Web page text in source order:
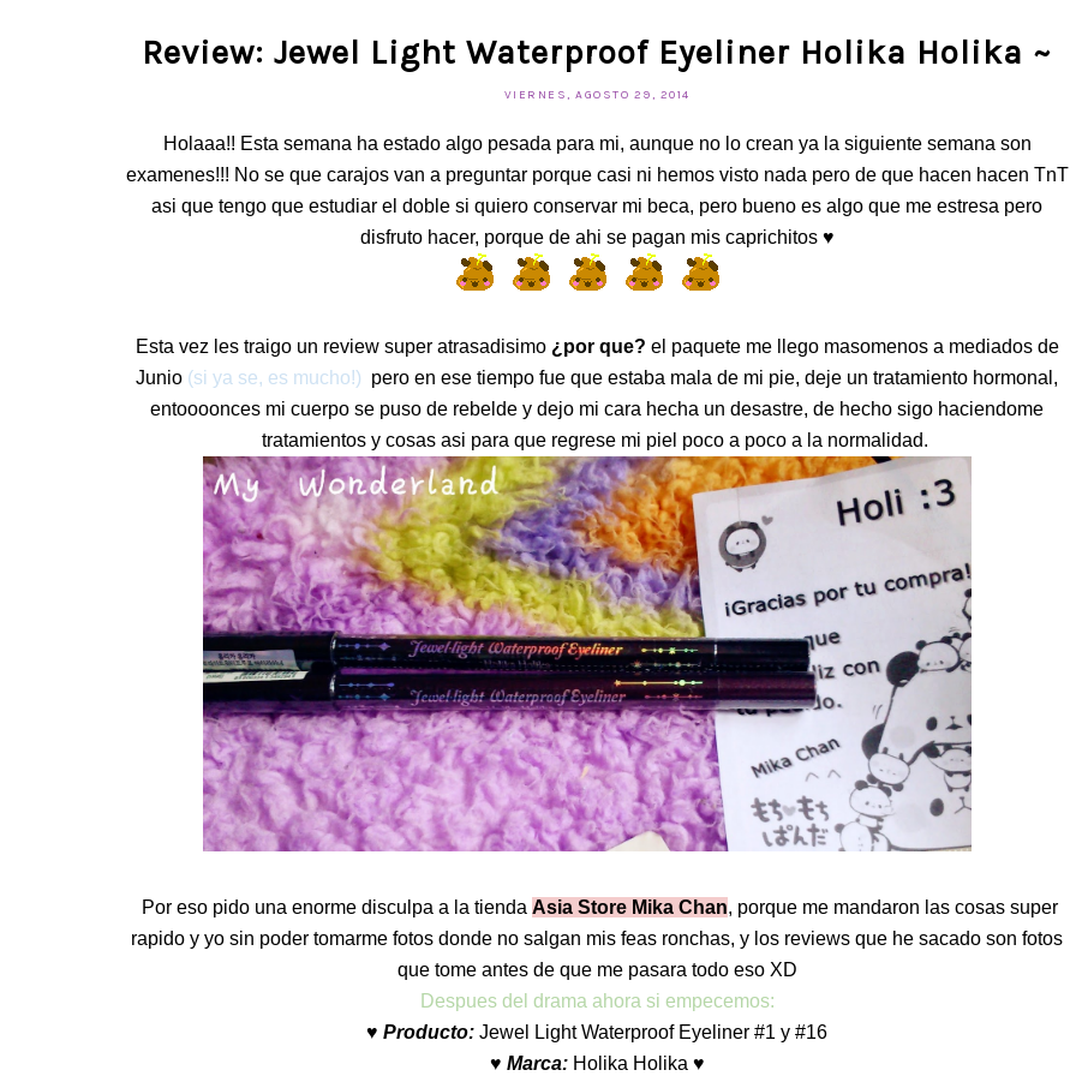
Review: Jewel Light Waterproof Eyeliner Holika Holika ~
VIERNES, AGOSTO 29, 2014
Holaaa!! Esta semana ha estado algo pesada para mi, aunque no lo crean ya la siguiente semana son
examenes!!! No se que carajos van a preguntar porque casi ni hemos visto nada pero de que hacen hacen TnT
asi que tengo que estudiar el doble si quiero conservar mi beca, pero bueno es algo que me estresa pero
disfruto hacer, porque de ahi se pagan mis caprichitos ♥
Esta vez les traigo un review super atrasadisimo ¿por que? el paquete me llego masomenos a mediados de
Junio (si ya se, es mucho!) pero en ese tiempo fue que estaba mala de mi pie, deje un tratamiento hormonal,
entoooonces mi cuerpo se puso de rebelde y dejo mi cara hecha un desastre, de hecho sigo haciendome
tratamientos y cosas asi para que regrese mi piel poco a poco a la normalidad.
Por eso pido una enorme disculpa a la tienda Asia Store Mika Chan, porque me mandaron las cosas super
rapido y yo sin poder tomarme fotos donde no salgan mis feas ronchas, y los reviews que he sacado son fotos
que tome antes de que me pasara todo eso XD
Despues del drama ahora si empecemos:
♥ Producto: Jewel Light Waterproof Eyeliner #1 y #16
♥ Marca:Holika Holika ♥